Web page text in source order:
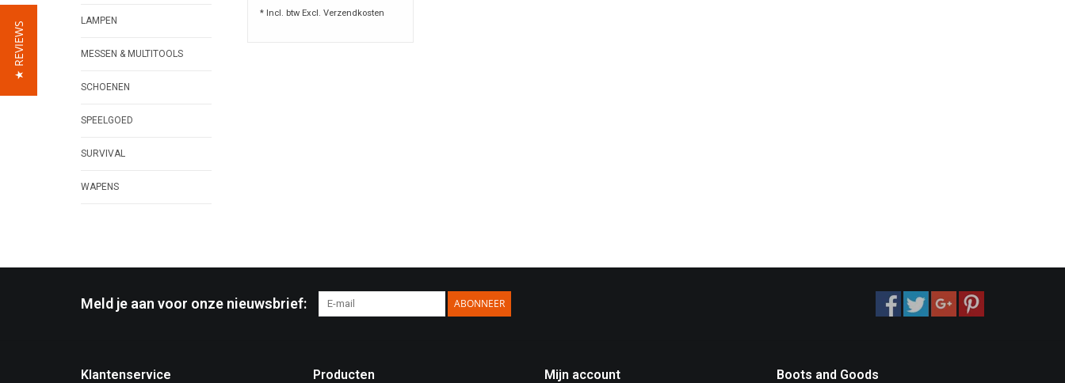
LAMPEN
MESSEN & MULTITOOLS
SCHOENEN
SPEELGOED
SURVIVAL
WAPENS
* Incl. btw Excl. Verzendkosten
Meld je aan voor onze nieuwsbrief: ABONNEER
Klantenservice Producten Mijn account Boots and Goods
★ REVIEWS